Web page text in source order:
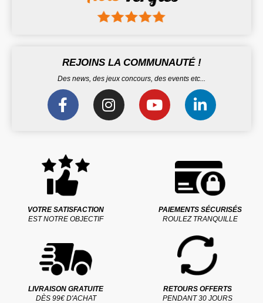
REJOINS LA COMMUNAUTÉ !
Des news, des jeux concours, des events etc...
VOTRE SATISFACTION
EST NOTRE OBJECTIF
PAIEMENTS SÉCURISÉS
ROULEZ TRANQUILLE
LIVRAISON GRATUITE
DÈS 99€ D'ACHAT
RETOURS OFFERTS
PENDANT 30 JOURS